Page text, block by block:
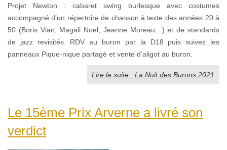
Projet Newton : cabaret swing burlesque avec costumes
accompagné d’un répertoire de chanson à texte des années 20 à
50 (Boris Vian, Magali Noel, Jeanne Moreau…) et de standards
de jazz revisités. RDV au buron par la D18 puis suivez les
panneaux Pique-nique partagé et vente d’aligot au buron.
Lire la suite : La Nuit des Burons 2021
Le 15ème Prix Arverne a livré son
verdict